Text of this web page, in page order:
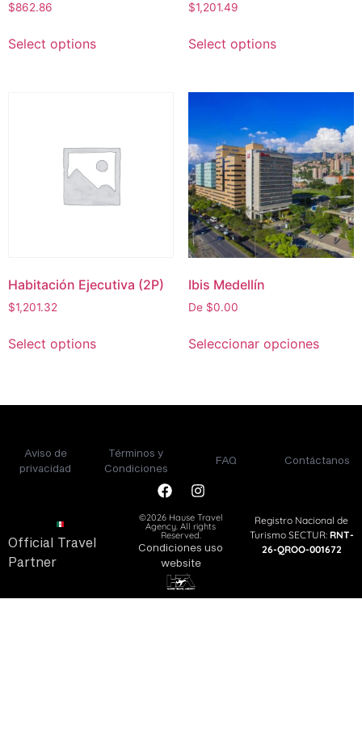
$862.86
Select options
$1,201.49
Select options
Habitación Ejecutiva (2P)
$1,201.32
Select options
Ibis Medellín
De $0.00
Seleccionar opciones
Aviso de
privacidad
Términos y
Condiciones
FAQ Contáctanos
Official Travel
Partner
©2026 Hause Travel
Agency. All rights
Reserved.
Condiciones uso
website
Registro Nacional de
Turismo SECTUR: RNT-
26-QROO-001672